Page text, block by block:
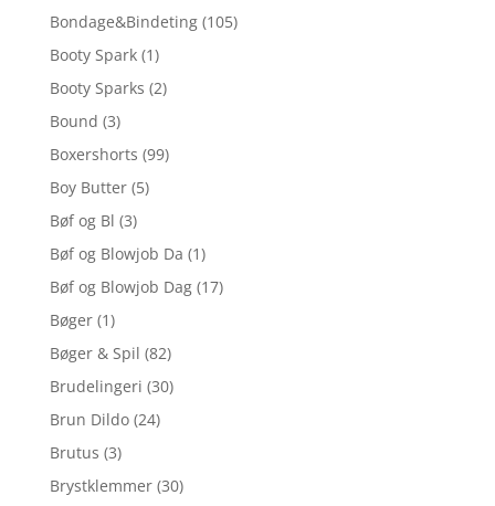
Bondage&Bindeting (105)
Booty Spark (1)
Booty Sparks (2)
Bound (3)
Boxershorts (99)
Boy Butter (5)
Bøf og Bl (3)
Bøf og Blowjob Da (1)
Bøf og Blowjob Dag (17)
Bøger (1)
Bøger & Spil (82)
Brudelingeri (30)
Brun Dildo (24)
Brutus (3)
Brystklemmer (30)